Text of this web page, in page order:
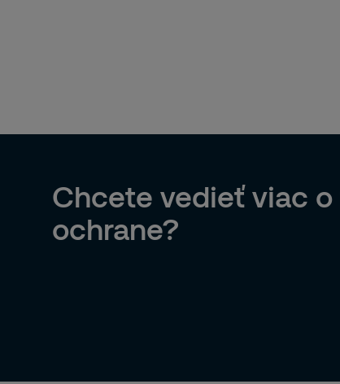
Chcete vedieť viac
ochrane?